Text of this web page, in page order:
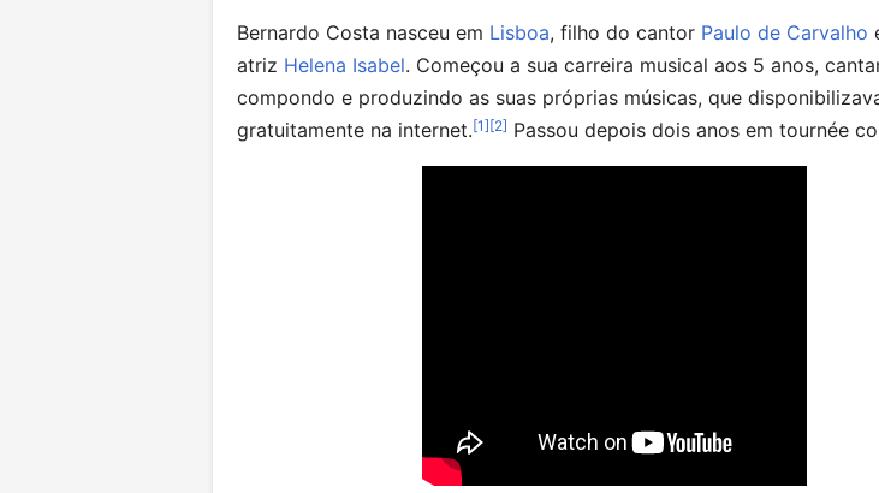
Bernardo Costa nasceu em Lisboa, filho do cantor Paulo de Carvalho
atriz Helena Isabel. Começou a sua carreira musical aos 5 anos,
compondo e produzindo as suas próprias músicas, que
gratuitamente na internet.[1][2] Passou depois dois anos em tournée